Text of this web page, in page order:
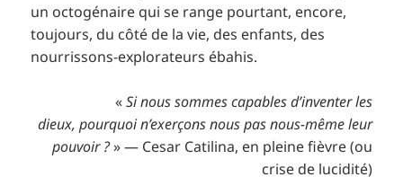
un octogénaire qui se range pourtant, encore,
toujours, du côté de la vie, des enfants, des
nourrissons-explorateurs ébahis.
«Si nous sommes capables d’inventer les
dieux, pourquoi n’exerçons nous pas nous-même leur
pouvoir ?» — Cesar Catilina, en pleine fièvre (ou
crise de lucidité)